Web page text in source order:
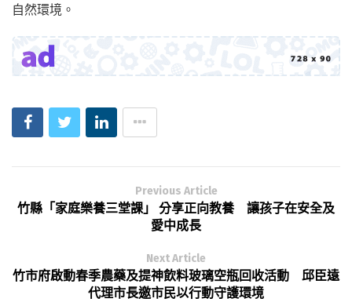
自然環境。
Previous Article
竹縣「家庭樂養三堂課」 分享正向教養 讓孩子在安全及
愛中成長
Next Article
竹市府啟動春季農藥及提神飲料玻璃空瓶回收活動 邱臣遠
代理市長邀市民以行動守護環境